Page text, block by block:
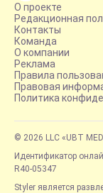
О проекте
Редакционная
Контакты
Команда
О компании
Реклама
Правила
Правовая
Политика
© 2026 LLC «UBT
Идентификатор
R40-05347
Styler является